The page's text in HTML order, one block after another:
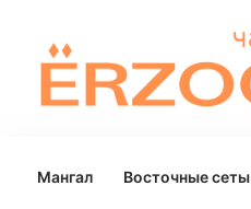
Мангал Восточные сеты